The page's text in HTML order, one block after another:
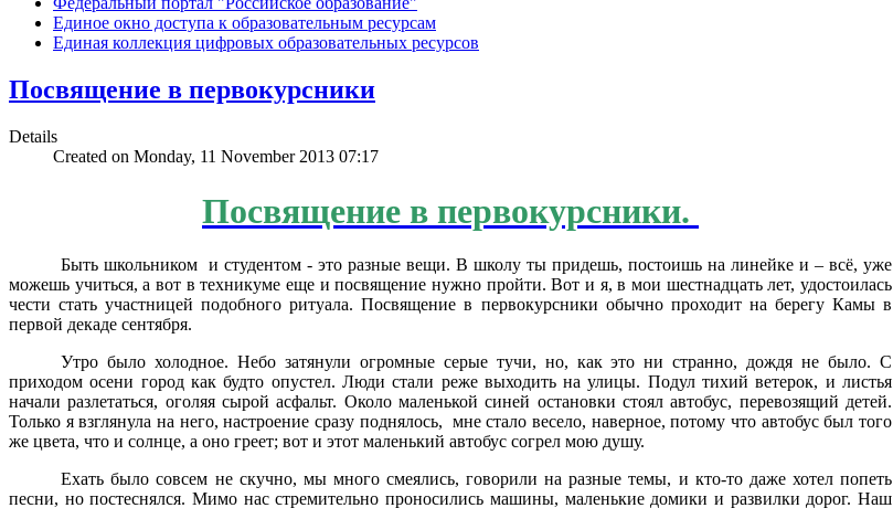
Единое окно доступа к образовательным ресурсам
Единая коллекция цифровых образовательных ресурсов
Посвящение в первокурсники
Details
Created on Monday, 11 November 2013 07:17
Посвящение в первокурсники.
Быть школьником и студентом - это разные вещи. В школу ты придешь, постоишь на линейке и – всё, уже
можешь учиться, а вот в техникуме еще и посвящение нужно пройти. Вот и я, в мои шестнадцать лет, удостоилась
чести стать участницей подобного ритуала. Посвящение в первокурсники обычно проходит на берегу Камы в
первой декаде сентября.
Утро было холодное. Небо затянули огромные серые тучи, но, как это ни странно, дождя не было. С
приходом осени город как будто опустел. Люди стали реже выходить на улицы. Подул тихий ветерок, и листья
начали разлетаться, оголяя сырой асфальт. Около маленькой синей остановки стоял автобус, перевозящий детей.
Только я взглянула на него, настроение сразу поднялось, мне стало весело, наверное, потому что автобус был того
же цвета, что и солнце, а оно греет; вот и этот маленький автобус согрел мою душу.
Ехать было совсем не скучно, мы много смеялись, говорили на разные темы, и кто-то даже хотел попеть
песни, но постеснялся. Мимо нас стремительно проносились машины, маленькие домики и развилки дорог. Наш